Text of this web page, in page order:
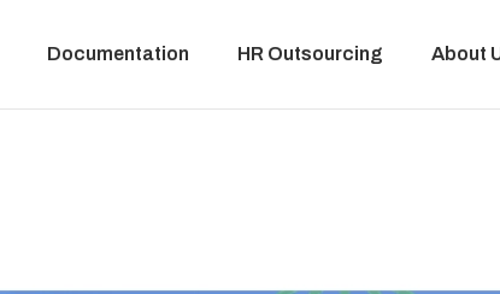
Documentation HR Outsourcing About